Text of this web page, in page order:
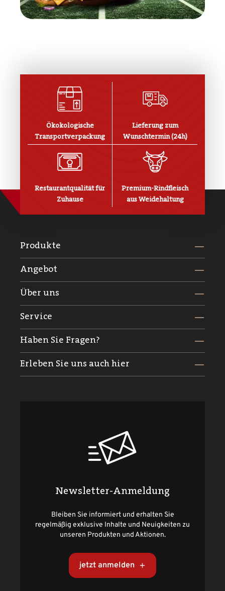
Ökokologische
Transportverpackung
Lieferung zum
Wunschtermin (24h)
Restaurantqualität für
Zuhause
Premium-Rindfleisch
aus Weidehaltung
Produkte
Angebot
Über uns
Service
Haben Sie Fragen?
Erleben Sie uns auch hier
Newsletter-Anmeldung
Bleiben Sie informiert und erhalten Sie
regelmäßig exklusive Inhalte und Neuigkeiten zu
unseren Produkten und Aktionen.
jetzt anmelden